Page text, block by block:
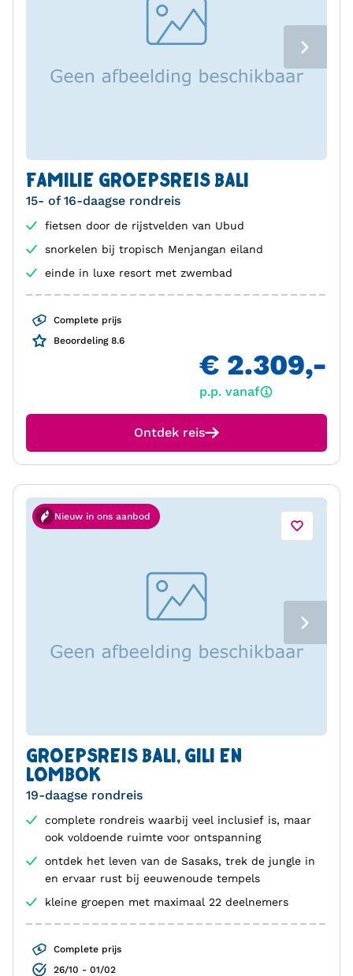
FAMILIE GROEPSREIS BALI
15- of 16-daagse rondreis
fietsen door de rijstvelden van Ubud
snorkelen bij tropisch Menjangan eiland
einde in luxe resort met zwembad
Complete prijs
Beoordeling 8.6
€ 2.309,-
p.p. vanaf
Ontdek reis
Nieuw in ons aanbod
GROEPSREIS BALI, GILI EN
LOMBOK
19-daagse rondreis
complete rondreis waarbij veel inclusief is, maar
ook voldoende ruimte voor ontspanning
ontdek het leven van de Sasaks, trek de jungle in
en ervaar rust bij eeuwenoude tempels
kleine groepen met maximaal 22 deelnemers
Complete prijs
26/10 - 01/02